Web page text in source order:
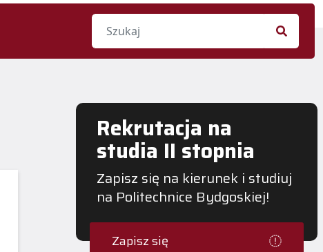
Rekrutacja na
studia II stopnia
Zapisz się na kierunek i studiuj
na Politechnice Bydgoskiej!
Zapisz się